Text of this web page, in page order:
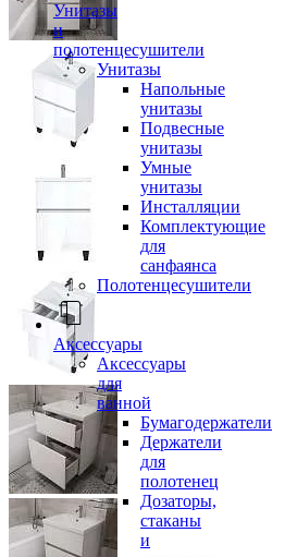
Унитазы
и
полотенцесушители
Унитазы
Напольные
унитазы
Подвесные
унитазы
Умные
унитазы
Инсталляции
Комплектующие
для
санфаянса
Полотенцесушители
Аксессуары
Аксессуары
для
ванной
Бумагодержатели
Держатели
для
полотенец
Дозаторы,
стаканы
и